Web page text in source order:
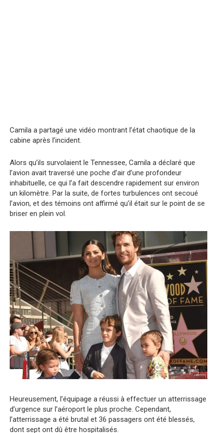
Camila a partagé une vidéo montrant l’état chaotique de la
cabine après l’incident.
Alors qu’ils survolaient le Tennessee, Camila a déclaré que
l’avion avait traversé une poche d’air d’une profondeur
inhabituelle, ce qui l’a fait descendre rapidement sur environ
un kilomètre. Par la suite, de fortes turbulences ont secoué
l’avion, et des témoins ont affirmé qu’il était sur le point de se
briser en plein vol.
Heureusement, l’équipage a réussi à effectuer un atterrissage
d’urgence sur l’aéroport le plus proche. Cependant,
l’atterrissage a été brutal et 36 passagers ont été blessés,
dont sept ont dû être hospitalisés.